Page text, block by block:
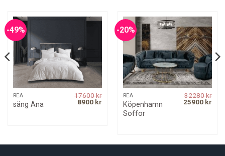
-49%
REA
säng Ana
17600kr
Original
8900 kr Current
-20%
REA
Köpenhamn
Soffor
32280kr
Original
25900 kr